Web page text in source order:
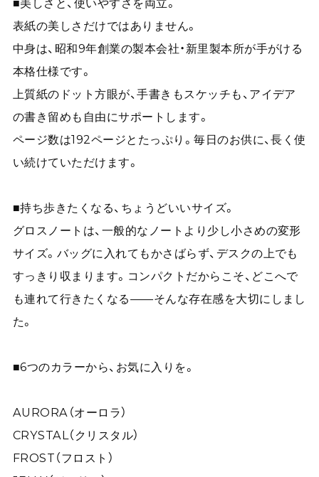
表紙の美しさだけではありません。
中身は、昭和9年創業の製本会社・新里製本所が手がける
本格仕様です。
上質紙のドット方眼が、手書きもスケッチも、アイデア
の書き留めも自由にサポートします。
ページ数は192ページとたっぷり。毎日のお供に、長く使
い続けていただけます。
■持ち歩きたくなる、ちょうどいいサイズ。
グロスノートは、一般的なノートより少し小さめの変形
サイズ。バッグに入れてもかさばらず、デスクの上でも
すっきり収まります。コンパクトだからこそ、どこへで
も連れて行きたくなる——そんな存在感を大切にしまし
た。
■6つのカラーから、お気に入りを。
AURORA（オーロラ）
CRYSTAL（クリスタル）
FROST（フロスト）